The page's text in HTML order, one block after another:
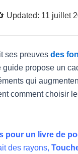
Updated: 11 juillet
ses preuves des
propose un
qui
comment choisir
pour un livre de
des rayons,